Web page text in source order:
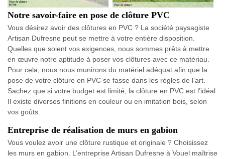
Notre savoir-faire en pose de clôture PVC
Vous désirez avoir des clôtures en PVC ? La société paysagiste
Artisan Dufresne peut se mettre à votre entière disposition.
Quelles que soient vos exigences, nous sommes prêts à mettre
en œuvre notre aptitude à poser vos clôtures avec ce matériau.
Pour cela, nous nous munirons du matériel adéquat afin que la
pose de votre clôture en PVC se fasse dans les règles de l’art.
Sachez que si votre budget est limité, la clôture en PVC est l’idéal.
Il existe diverses finitions en couleur ou en imitation bois, selon
vos goûts.
Entreprise de réalisation de murs en gabion
Vous voulez avoir une clôture rustique et originale ? Choisissez
les murs en gabion. L’entreprise Artisan Dufresne à Vouel maîtrise